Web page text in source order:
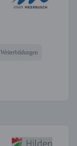
Weiterbildungen